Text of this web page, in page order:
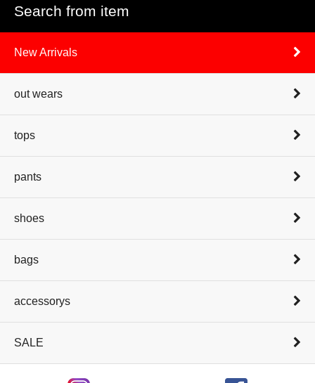
Search from item
New Arrivals
out wears
tops
pants
shoes
bags
accessorys
SALE